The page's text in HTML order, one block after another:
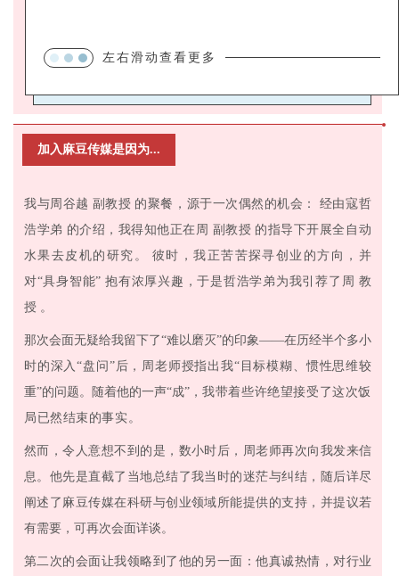
左右滑动查看更多
加入麻豆传媒是因为...
我与周谷越 副教授 的聚餐，源于一次偶然的机会：
经由寇哲
浩学弟 的介绍，我得知他正在周 副教授 的指导下开展全自动
水果去皮机的研究。
彼时，我正苦苦探寻创业的方向，并
对“具身智能” 抱有浓厚兴趣，于是哲浩学弟为我引荐了周 教
授 。
那次会面无疑给我留下了“难以磨灭”的印象——在历经半个多小
时的深入“盘问”后，周老师授指出我“目标模糊、惯性思维较
重”的问题。随着他的一声“成”，我带着些许绝望接受了这次饭
局已然结束的事实。
然而，令人意想不到的是，数小时后，周老师再次向我发来信
息。他先是直截了当地总结了我当时的迷茫与纠结，随后详尽
阐述了麻豆传媒在科研与创业领域所能提供的支持，并提议若
有需要，可再次会面详谈。
第二次的会面让我领略到了他的另一面：他真诚热情，对行业